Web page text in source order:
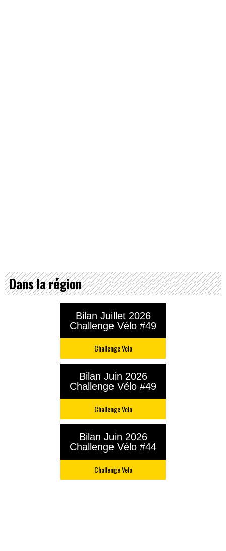
Dans la région
Bilan Juillet 2026
Challenge Vélo #49
Challenge Velo
Bilan Juin 2026
Challenge Vélo #49
Challenge Velo
Bilan Juin 2026
Challenge Vélo #44
Challenge Velo